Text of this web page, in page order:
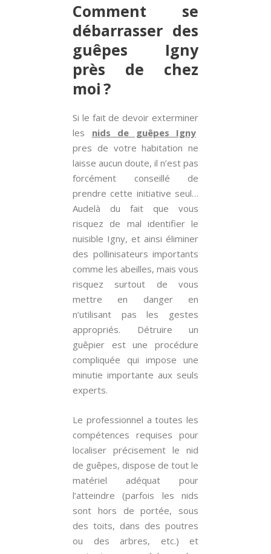
Comment se
débarrasser des
guêpes Igny
près de chez
moi ?
Si le fait de devoir exterminer
les nids de guêpes Igny
pres de votre habitation ne
laisse aucun doute, il n’est pas
forcément conseillé de
prendre cette initiative seul…
Audelà du fait que vous
risquez de mal identifier le
nuisible Igny, et ainsi éliminer
des pollinisateurs importants
comme les abeilles, mais vous
risquez surtout de vous
mettre en danger en
n’utilisant pas les gestes
appropriés. Détruire un
guêpier est une procédure
compliquée qui impose une
minutie importante aux seuls
experts.
Le professionnel a toutes les
compétences requises pour
localiser précisement le nid
de guêpes, dispose de tout le
matériel adéquat pour
l’atteindre (parfois les nids
sont hors de portée, sous
des toits, dans des poutres
ou des arbres, etc.) et